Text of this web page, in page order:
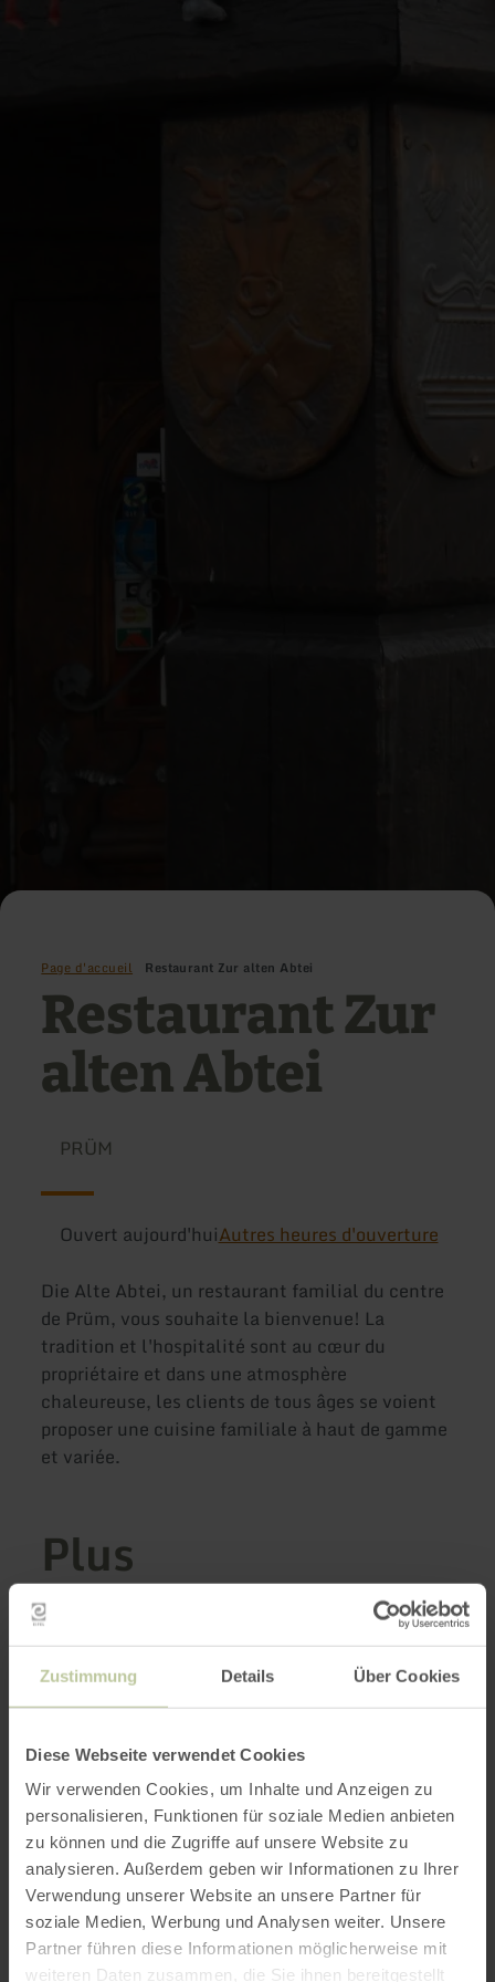
Zustimmung Details Über Cookies
Diese Webseite verwendet Cookies
Wir verwenden Cookies, um Inhalte und Anzeigen zu
personalisieren, Funktionen für soziale Medien anbieten
zu können und die Zugriffe auf unsere Website zu
analysieren. Außerdem geben wir Informationen zu Ihrer
Verwendung unserer Website an unsere Partner für
soziale Medien, Werbung und Analysen weiter. Unsere
Partner führen diese Informationen möglicherweise mit
weiteren Daten zusammen, die Sie ihnen bereitgestellt
Page d'accueil Restaurant Zur alten Abtei
Restaurant Zur
alten Abtei
PRÜM
Ouvert aujourd'huiAutres heures d'ouverture
Die Alte Abtei, un restaurant familial du centre
de Prüm, vous souhaite la bienvenue! La
tradition et l'hospitalité sont au cœur du
propriétaire et dans une atmosphère
chaleureuse, les clients de tous âges se voient
proposer une cuisine familiale à haut de gamme
et variée.
Plus
d'informations
Caractéristiques / Particularités
Catégories
Nombre de places